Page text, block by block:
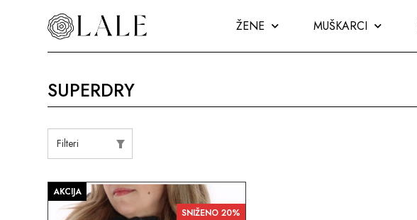
ŽENE MUŠKARCI
SUPERDRY
Filteri
AKCIJA
SNIŽENO 20%